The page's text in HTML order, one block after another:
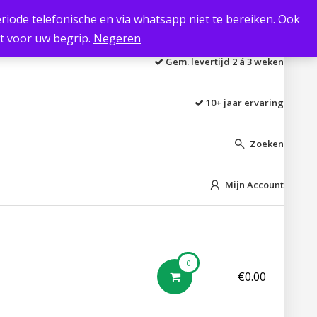
Laagste prijs garantie
Gem. levertijd 2 á 3 weken
10+ jaar ervaring
 Zoeken
 Mijn Account
0
€0.00
telefonische en via whatsapp niet te bereiken. Ook
voor uw begrip. Negeren